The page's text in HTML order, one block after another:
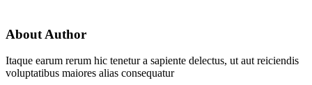
About Author
Itaque earum rerum hic tenetur a sapiente delectus, ut aut reiciendis
voluptatibus maiores alias consequatur